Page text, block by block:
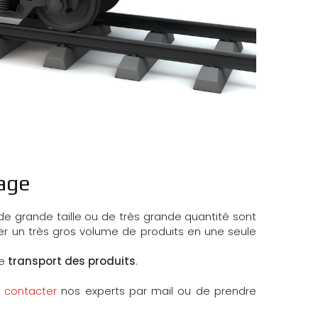
grande taille ou de très grande quantité sont
un très gros volume de produits en une seule
transport des produits.
contacter nos experts par mail ou de prendre